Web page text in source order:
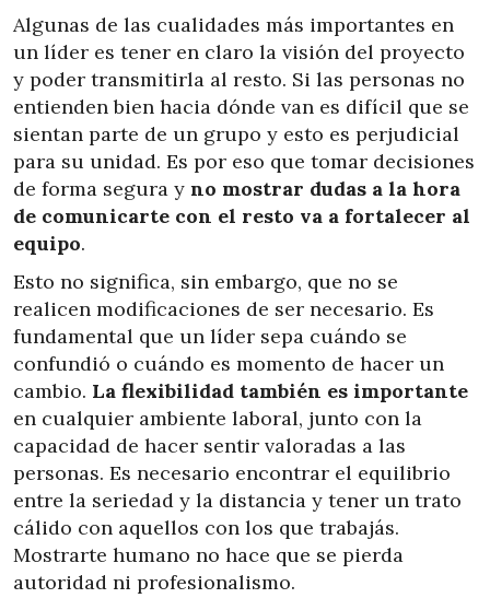
Algunas de las cualidades más importantes en
un líder es tener en claro la visión del proyecto
y poder transmitirla al resto. Si las personas no
entienden bien hacia dónde van es difícil que se
sientan parte de un grupo y esto es perjudicial
para su unidad. Es por eso que tomar decisiones
de forma segura y no mostrar dudas a la hora
de comunicarte con el resto va a fortalecer al
equipo.
Esto no significa, sin embargo, que no se
realicen modificaciones de ser necesario. Es
fundamental que un líder sepa cuándo se
confundió o cuándo es momento de hacer un
cambio. La flexibilidad también es importante
en cualquier ambiente laboral, junto con la
capacidad de hacer sentir valoradas a las
personas. Es necesario encontrar el equilibrio
entre la seriedad y la distancia y tener un trato
cálido con aquellos con los que trabajás.
Mostrarte humano no hace que se pierda
autoridad ni profesionalismo.